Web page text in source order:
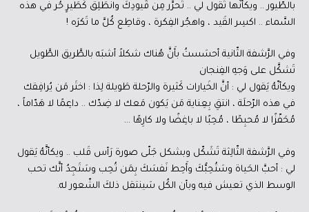
بالطّيور .. ويكأنَّها تَقول لي .. تَحرَّر مِن قُيودِكَ وانطَلِق كَطَيرٍ حُر في هذه
السَّماء .. اكسِر القَيد ، واهجُر الفِكرة ، وقاطِع كُلَّ ما تَكرَه !
وفي الرَّشفة الثّانية أحسَستُ بأَنَّ هُناك شكلاً أشبَه بالطَّريق الطَّويل
تَشكَّل على وَجهِ الفِنجان
ويكأنّهُ يَقول لي : أنَّ الخَيارات كَثيرة والرّحلة طَويلة لِذا : اختَر مَن يُرافِقك
في هذه الرّحلَة ، انتقِ بِعِناية مَن يَكون مَعك لا ضِدّك .. داعِمًا لا هَدّاماً ،
مُحَفّزًا لا مُحبِطًا ، مُحِبًا لا باغِضًا ولا كارِهًا …
وفي الرَّشفة الثّالِثة تَشَكّل وبشكل جَلّى صورة رَأس قَلب .. ويكأنَّهُ يَقول
لي : أحبَّ الحَياة وسَتُحِبُّكَ وأَحِط نَفسَكَ بِمَن تُحِب وسَتَجِدُ أنَّك تحب
الوسط الذي تعيش فيه وبأن الكُل سَينتقل ذلكَ الشّعور له.